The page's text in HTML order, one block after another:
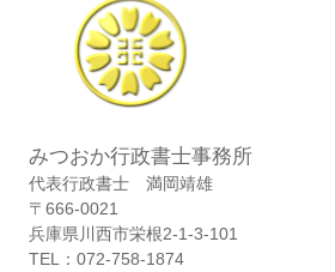
みつおか行政書士事務所
代表行政書士 満岡靖雄
〒666-0021
兵庫県川西市栄根2-1-3-101
TEL：072-758-1874